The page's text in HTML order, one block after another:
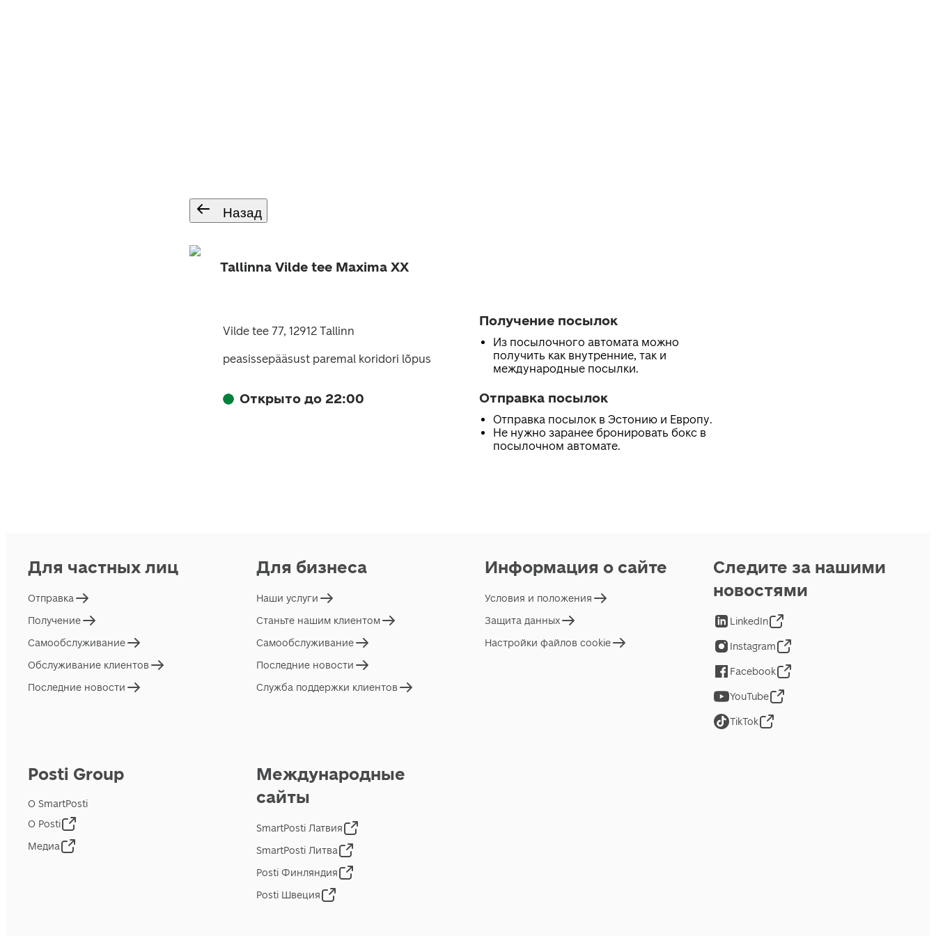
Назад
Tallinna Vilde tee Maxima XX
Vilde tee 77, 12912 Tallinn
peasissepääsust paremal koridori lõpus
Открыто до 22:00
Получение посылок
Из посылочного автомата можно
получить как внутренние, так и
международные посылки.
Отправка посылок
Отправка посылок в Эстонию и Европу.
Не нужно заранее бронировать бокс в
посылочном автомате.
Для частных лиц
Отправка
Получение
Самообслуживание
Обслуживание клиентов
Последние новости
Для бизнеса
Наши услуги
Станьте нашим клиентом
Самообслуживание
Последние новости
Служба поддержки клиентов
Информация о сайте
Условия и положения
Защита данных
Настройки файлов cookie
Posti Group
О SmartPosti
О Posti
Медиа
Международные
сайты
SmartPosti Латвия
SmartPosti Литва
Posti Финляндия
Posti Швеция
Следите за нашими
новостями
LinkedIn
Instagram
Facebook
YouTube
TikTok